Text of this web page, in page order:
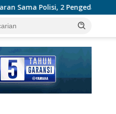
Sabu Diringkus